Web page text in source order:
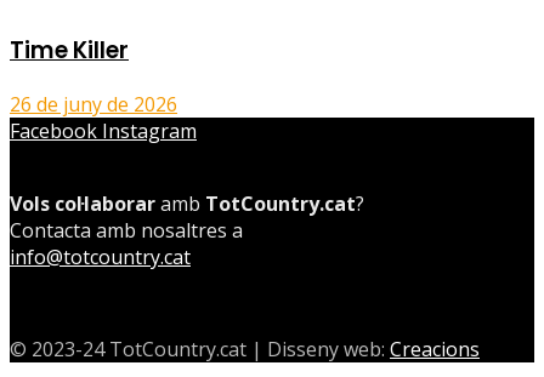
Time Killer
26 de juny de 2026
Facebook Instagram
Vols col·laboraramb TotCountry.cat?
Contacta amb nosaltres a
info@totcountry.cat
© 2023-24 TotCountry.cat | Disseny web: Creacions